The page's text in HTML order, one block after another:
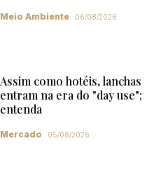
Meio Ambiente 06/08/2026
Assim como hotéis, lanchas
entram na era do "day use";
entenda
Mercado 05/08/2026